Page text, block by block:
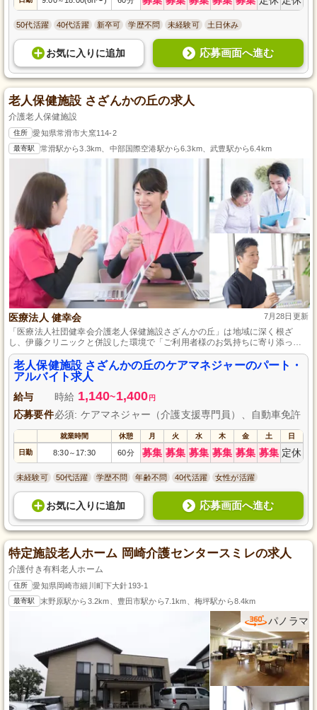
50代活躍 40代活躍 新卒可 学歴不問 未経験可 土日休み
お気に入り に追加 応募画面へ進む
老人保健施設 さざんかの丘の求人
介護老人保健施設
住所 愛知県常滑市大窯114-2
最寄駅 常滑駅から3.3km、中部国際空港駅から6.3km、武豊駅から6.4km
医療法人 健幸会 7月28日更新
「医療法人社団健幸会介護老人保健施設さざんかの丘」は地域に深く根ざ
し、伊藤クリニックと併設した環境で「ご利用者様のお気持ちに寄り添った
介護」を提供しています。
老人保健施設 さざんかの丘のケアマネジャーのパート・
アルバイト求人
給与 時給 1,140~1,400 円
応募要件必須: ケアマネジャー（介護支援専門員）、自動車免許
就業時間 休憩 月 火 水 木 金 土 日
日勤 8:30～ 17:30 60分 募集 募集 募集 募集 募集 募集 定休
未経験可 50代活躍 学歴不問 年齢不問 40代活躍 女性が活躍
お気に入り に追加 応募画面へ進む
特定施設老人ホーム 岡崎介護センタースミレの求人
介護付き有料老人ホーム
住所 愛知県岡崎市細川町下大針193-1
最寄駅 末野原駅から3.2km、豊田市駅から7.1km、梅坪駅から8.4km
パノラマ